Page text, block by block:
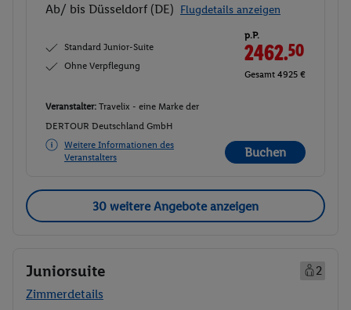
Ab/ bis Düsseldorf (DE) Flugdetails anzeigen
Standard Junior-Suite
Ohne Verpflegung
p.P.
2462.50
Gesamt 4925 €
Veranstalter: Travelix - eine Marke der
DERTOUR Deutschland GmbH
Weitere Informationen des
Veranstalters
Buchen
30 weitere Angebote anzeigen
Juniorsuite
2
Zimmerdetails